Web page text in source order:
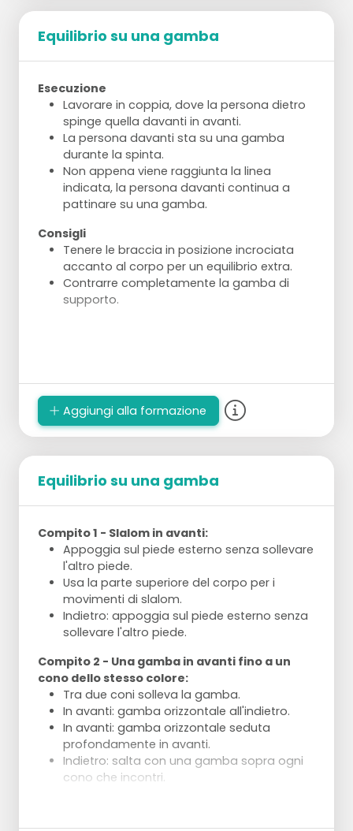
Equilibrio su una gamba
Esecuzione
Lavorare in coppia, dove la persona dietro
spinge quella davanti in avanti.
La persona davanti sta su una gamba
durante la spinta.
Non appena viene raggiunta la linea
indicata, la persona davanti continua a
pattinare su una gamba.
Consigli
Tenere le braccia in posizione incrociata
accanto al corpo per un equilibrio extra.
Contrarre completamente la gamba di
supporto.
Aggiungi alla formazione
Equilibrio su una gamba
Compito 1 - Slalom in avanti:
Appoggia sul piede esterno senza sollevare
l'altro piede.
Usa la parte superiore del corpo per i
movimenti di slalom.
Indietro: appoggia sul piede esterno senza
sollevare l'altro piede.
Compito 2 - Una gamba in avanti fino a un
cono dello stesso colore:
Tra due coni solleva la gamba.
In avanti: gamba orizzontale all'indietro.
In avanti: gamba orizzontale seduta
profondamente in avanti.
Indietro: salta con una gamba sopra ogni
cono che incontri.